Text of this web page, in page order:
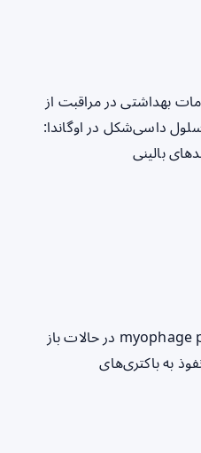
بهداشتی در مراقبت از
سلول داسی‌شکل در اوگاندا:
بالینی
ساختارهای کامل فاژ myophage phi۹۲ در حالات باز
به باکتری‌های